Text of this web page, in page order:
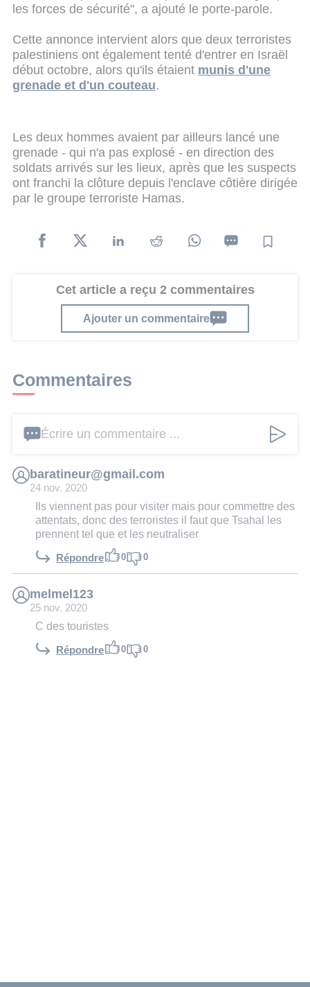
les forces de sécurité", a ajouté le porte-parole.
Cette annonce intervient alors que deux terroristes
palestiniens ont également tenté d'entrer en Israël
début octobre, alors qu'ils étaient munis d'une
grenade et d'un couteau.
Les deux hommes avaient par ailleurs lancé une
grenade - qui n'a pas explosé - en direction des
soldats arrivés sur les lieux, après que les suspects
ont franchi la clôture depuis l'enclave côtière dirigée
par le groupe terroriste Hamas.
Cet article a reçu 2 commentaires
Ajouter un commentaire
Commentaires
Écrire un commentaire ...
baratineur@gmail.com
24 nov. 2020
Ils viennent pas pour visiter mais pour commettre des
attentats, donc des terroristes il faut que Tsahal les
prennent tel que et les neutraliser
Répondre 0 0
melmel123
25 nov. 2020
C des touristes
Répondre 0 0